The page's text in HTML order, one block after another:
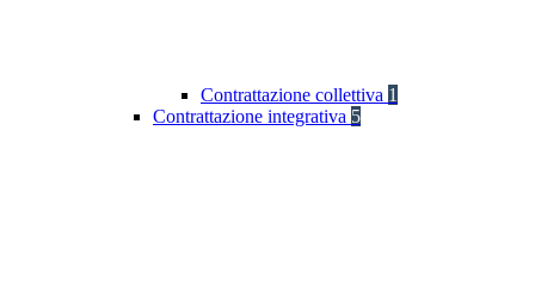
Contrattazione collettiva 1
Contrattazione integrativa 5